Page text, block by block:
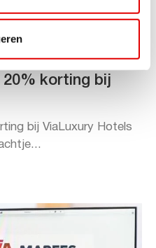
20% korting bij
bij ViaLuxury Hotels